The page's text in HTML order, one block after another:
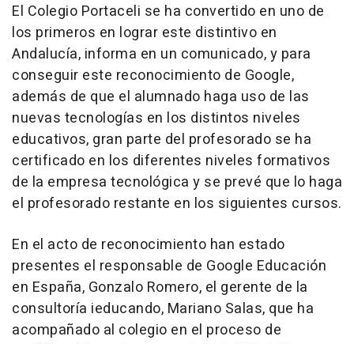
El Colegio Portaceli se ha convertido en uno de
los primeros en lograr este distintivo en
Andalucía, informa en un comunicado, y para
conseguir este reconocimiento de Google,
además de que el alumnado haga uso de las
nuevas tecnologías en los distintos niveles
educativos, gran parte del profesorado se ha
certificado en los diferentes niveles formativos
de la empresa tecnológica y se prevé que lo haga
el profesorado restante en los siguientes cursos.
En el acto de reconocimiento han estado
presentes el responsable de Google Educación
en España, Gonzalo Romero, el gerente de la
consultoría ieducando, Mariano Salas, que ha
acompañado al colegio en el proceso de